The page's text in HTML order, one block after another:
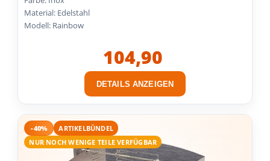
Material: Edelstahl
Modell: Rainbow
104,90
DETAILS ANZEIGEN
-40%
ARTIKELBÜNDEL
NUR NOCH WENIGE TEILE VERFÜGBAR